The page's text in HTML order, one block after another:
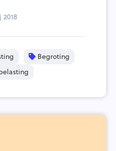
2018
Begroting